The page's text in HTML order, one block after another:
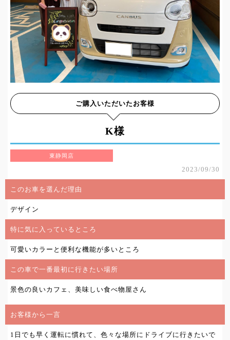
ご購入いただいたお客様
K様
東静岡店
2023/09/30
このお車を選んだ理由
デザイン
特に気に入っているところ
可愛いカラーと便利な機能が多いところ
この車で一番最初に行きたい場所
景色の良いカフェ、美味しい食べ物屋さん
お客様から一言
1日でも早く運転に慣れて、色々な場所にドライブに行きたいで